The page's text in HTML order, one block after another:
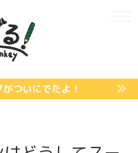
ついにでたよ！